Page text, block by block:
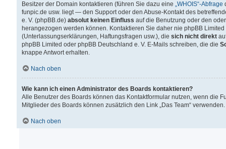
Besitzer der Domain kontaktieren (führen Sie dazu eine „WHOIS“-Abfrage
funpic.de usw. liegt — den Support oder den Abuse-Kontakt des
e. V. (phpBB.de) absolut keinen Einfluss auf die Benutzung oder den
herangezogen werden können. Kontaktieren Sie daher nie phpBB
(Unterlassungserklärungen, Haftungsfragen usw.), die sich nicht direkt
phpBB Limited oder phpBB Deutschland e. V. E-Mails schreiben, die die
knappe Antwort erhalten.
Nach oben
Wie kann ich einen Administrator des Boards kontaktieren?
Alle Benutzer des Boards können das Kontaktformular nutzen, wenn die
Mitglieder des Boards können zusätzlich den Link „Das Team“ verwenden.
Nach oben